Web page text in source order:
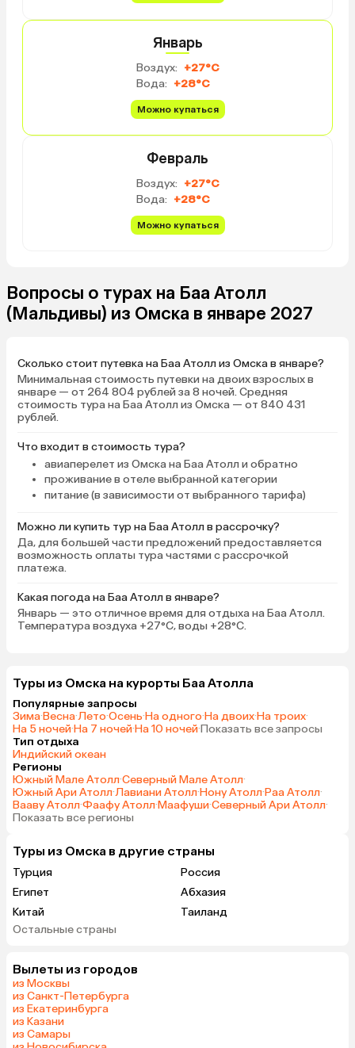
черепахи, все рыбы,
всё для тебя сделает,
Январь
Воздух: +27°C
Вода: +28°C
Можно купаться
Февраль
Воздух: +27°C
Вода: +28°C
Можно купаться
Вопросы о турах на Баа Атолл
(Мальдивы) из Омска в январе 2027
Сколько стоит путевка на Баа Атолл из Омска в январе?
Минимальная стоимость путевки на двоих взрослых в
январе — от 264 804 рублей за 8 ночей. Средняя
стоимость тура на Баа Атолл из Омска — от 840 431
рублей.
Что входит в стоимость тура?
авиаперелет из Омска на Баа Атолл и обратно
проживание в отеле выбранной категории
питание (в зависимости от выбранного тарифа)
Можно ли купить тур на Баа Атолл в рассрочку?
Да, для большей части предложений предоставляется
возможность оплаты тура частями с рассрочкой
платежа.
Какая погода на Баа Атолл в январе?
Январь — это отличное время для отдыха на Баа Атолл.
Температура воздуха +27°C, воды +28°C.
Туры из Омска на курорты Баа Атолла
Популярные запросы
Зима·Весна·Лето·Осень·На одного·На двоих·На троих·
На 5 ночей·На 7 ночей·На 10 ночей·Показать все запросы
Тип отдыха
Индийский океан
Регионы
Южный Мале Атолл·Северный Мале Атолл·
Южный Ари Атолл·Лавиани Атолл·Нону Атолл·Раа Атолл·
Вааву Атолл·Фаафу Атолл·Маафуши·Северный Ари Атолл·
Показать все регионы
Туры из Омска в другие страны
Турция
Россия
Египет
Абхазия
Китай
Таиланд
Вьетнам
Беларусь
Шри-Ланка
Азербайджан
Сербия
Остальные страны
Вылеты из городов
из Москвы
из Санкт-Петербурга
из Екатеринбурга
из Казани
из Самары